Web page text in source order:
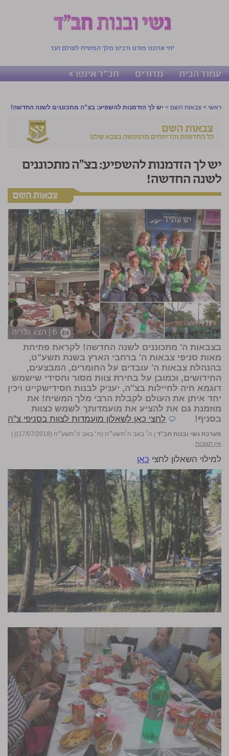
יחי אדוננו מורנו ורבינו מלך המשיח לעולם ועד
עמוד הבית מדורים חב"ד אינפו >
ראשי > צבאות השם > יש לך הזדמנות להשפיע: בצ"ה מתכוננים לשנה החדשה!
יש לך הזדמנות להשפיע: בצ"ה מתכוננים
לשנה החדשה!
6 | הצג גלריה
בצבאות ה' מתכוננים לשנה החדשה! לקראת פתיחת
מאות סניפי צבאות ה' ברחבי הארץ בשנת תשע"ט,
בהנהלת צבאות ה' עובדים על החומרים, המבצעים,
החידושים, וכמובן על בחירת צוות מסור וחסידי שישמש
דוגמא חיה לחיילות בצ"ה, יעניק לבנות חסידישקייט ויכין
יחד איתן את העולם לקבלת הרבי מלך המשיח! את
מוזמנת גם את להציע את מועמדותך לשמש כצוות
בסניף!
לחצי כאן לשאלון מועמדות לצוות בסניפי צ"ה
מערכת נשי ובנות חב"ד ה׳ באב ה׳תשע״ח (ה׳ באב ה׳תשע״ח (17/07/2018))
אין תגובות
למילוי השאלון לחצי כאן